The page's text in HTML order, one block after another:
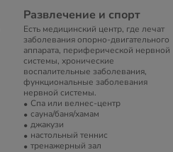
Развлечение и спорт
Есть медицинский центр, где лечат
заболевания опорно-двигательного
аппарата, периферической нервной
системы, хронические
воспалительные заболевания,
функциональные заболевания
нервной системы.
Спа или велнес-центр
сауна/баня/хамам
джакузи
настольный теннис
тренажерный зал